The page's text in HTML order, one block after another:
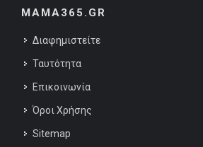
MAMA365.GR
Διαφημιστείτε
Ταυτότητα
Επικοινωνία
Όροι Χρήσης
Sitemap